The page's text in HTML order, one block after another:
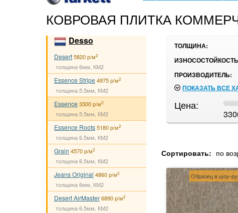
КОВРОВАЯ ПЛИТКА
ТОЛЩИНА:
ПРОИЗВОДИТЕЛЬ:
ПОКАЗАТЬ ВСЕ
Цена:
Desso
Desert5820 р/м2
толщина 6мм, КМ2
Essence Stripe 4975 р/м2
толщина 5.5мм, КМ2
Essence 3300 р/м2
толщина 5.5мм, КМ2
Essence Roots5180 р/м2
толщина 6.5мм, КМ2
Grain 4570 р/м2
толщина 6.5мм, КМ2
Jeans Original 4860 р/м2
толщина 6мм, КМ2
Desert AirMaster6890 р/м2
толщина 6.5мм, КМ2
Сортировать: по
Образец в шоу-